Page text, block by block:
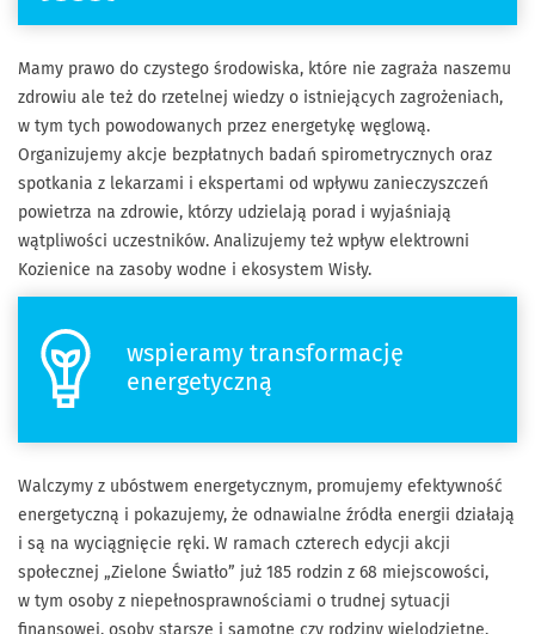
Mamy prawo do czystego środowiska, które nie zagraża naszemu
zdrowiu ale też do rzetelnej wiedzy o istniejących zagrożeniach,
w tym tych powodowanych przez energetykę węglową.
Organizujemy akcje bezpłatnych badań spirometrycznych oraz
spotkania z lekarzami i ekspertami od wpływu zanieczyszczeń
powietrza na zdrowie, którzy udzielają porad i wyjaśniają
wątpliwości uczestników. Analizujemy też wpływ elektrowni
Kozienice na zasoby wodne i ekosystem Wisły.
wspieramy transformację
energetyczną
Walczymy z ubóstwem energetycznym, promujemy efektywność
energetyczną i pokazujemy, że odnawialne źródła energii działają
i są na wyciągnięcie ręki. W ramach czterech edycji akcji
społecznej „Zielone Światło” już 185 rodzin z 68 miejscowości,
w tym osoby z niepełnosprawnościami o trudnej sytuacji
finansowej, osoby starsze i samotne czy rodziny wielodzietne,